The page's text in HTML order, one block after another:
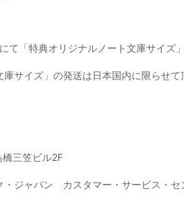
て「特典オリジナルノート文庫サイズ
サイズ」の発送は日本国内に限らせて
三笠ビル2F
・ジャパン カスタマー・サービス・セ